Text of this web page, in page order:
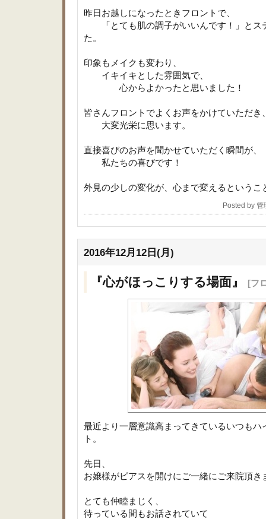
昨日お越しになったときフロントで、
「とても肌の調子がいいんです！」とス
た。
印象もメイクも変わり、
イキイキとした雰囲気で、
心からよかったと思いました！
皆さんフロントでよくお声をかけていただき
大変光栄に思います。
直接喜びのお声を聞かせていただく瞬間が、
私たちの喜びです！
外見の少しの変化が、心まで変えるというこ
Posted by
2016年12月12日(月)
『心がほっこりする場面』 [フ
最近より一層意識高まってきているいつもハ
ト。
先日、
お嬢様がピアスを開けにご一緒にご来院頂き
とても仲睦まじく、
待っている間もお話されていて